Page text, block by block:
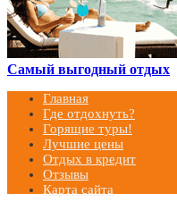
Самый выгодный отдых
Главная
Где отдохнуть?
Горящие туры!
Лучшие цены
Отдых в кредит
Отзывы
Карта сайта